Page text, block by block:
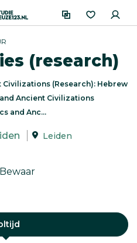
(research)
Civilizations (Research): Hebrew
Ancient Civilizations
and Anc...
Leiden
Bewaar